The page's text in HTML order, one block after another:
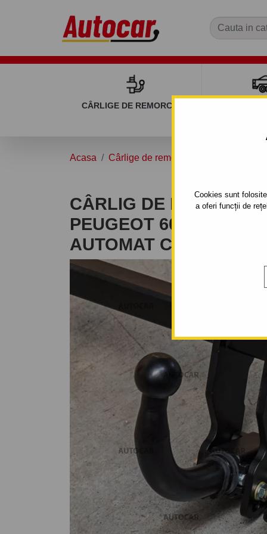
Cookies sunt
a oferi funcții de
CÂRLIGE DE REMORCARE
Acasa Cârlige de remorcare
CÂRLIG DE
PEUGEOT 607 SISTEM
AUTOMAT CU CLEMĂ